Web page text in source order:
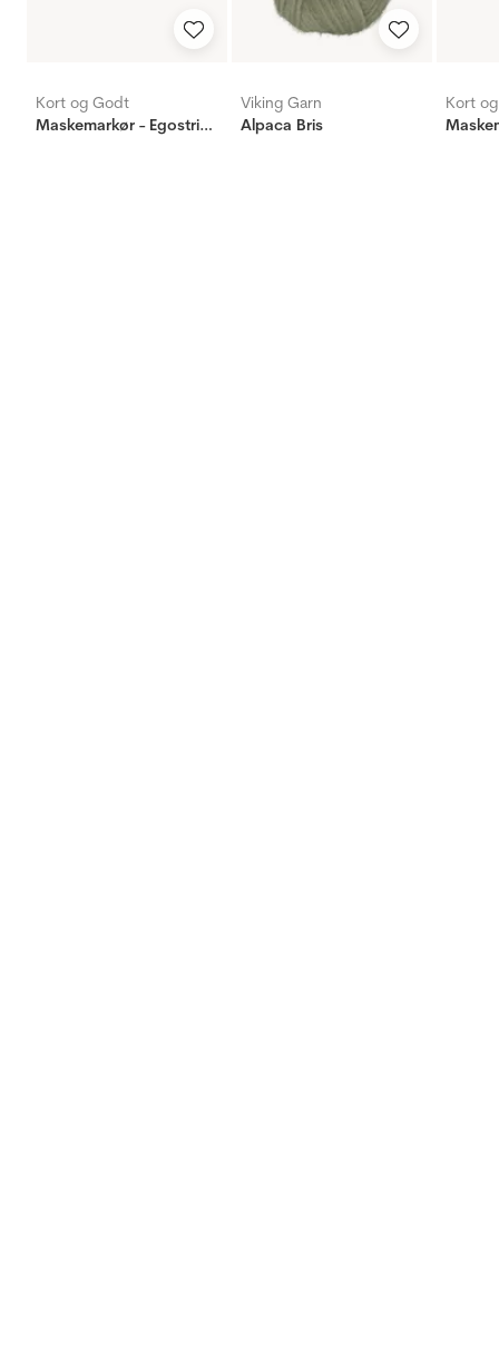
Kort og Godt
Maskemarkør - Egostrikk - hvit/gull
Viking Garn
Alpaca Bris
Kort